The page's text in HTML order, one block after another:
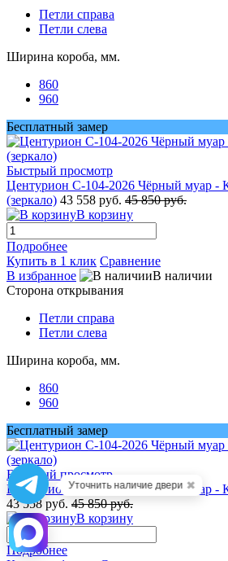
Петли справа
Петли слева
Ширина короба, мм.
860
960
Бесплатный замер
Быстрый просмотр
Центурион С-104-2026 Чёрный муар -
(зеркало) 43 558 руб. 45 850 руб.
В корзину
Подробнее
Купить в 1 клик Сравнение
В избранное
В наличии
Сторона открывания
Петли справа
Петли слева
Ширина короба, мм.
860
960
Бесплатный замер
Быстрый просмотр
Центурион С-104-2026 Чёрный муар -
43 558 руб. 45 850 руб.
В корзину
Подробнее
Уточнить наличие двери ✖